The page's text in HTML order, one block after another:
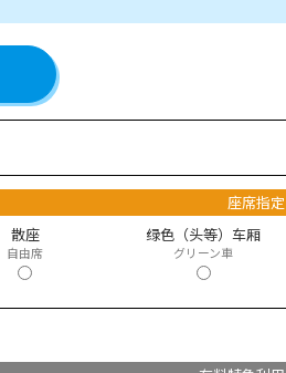
座席指定
散座
自由席
绿色（头等）车厢
グリーン車